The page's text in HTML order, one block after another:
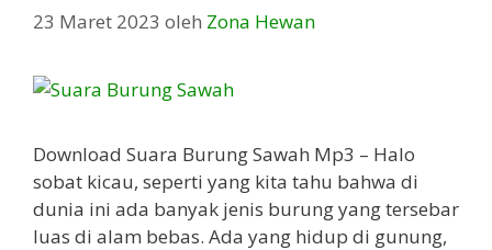
23 Maret 2023 oleh Zona Hewan
Download Suara Burung Sawah Mp3 – Halo
sobat kicau, seperti yang kita tahu bahwa di
dunia ini ada banyak jenis burung yang tersebar
luas di alam bebas. Ada yang hidup di gunung,